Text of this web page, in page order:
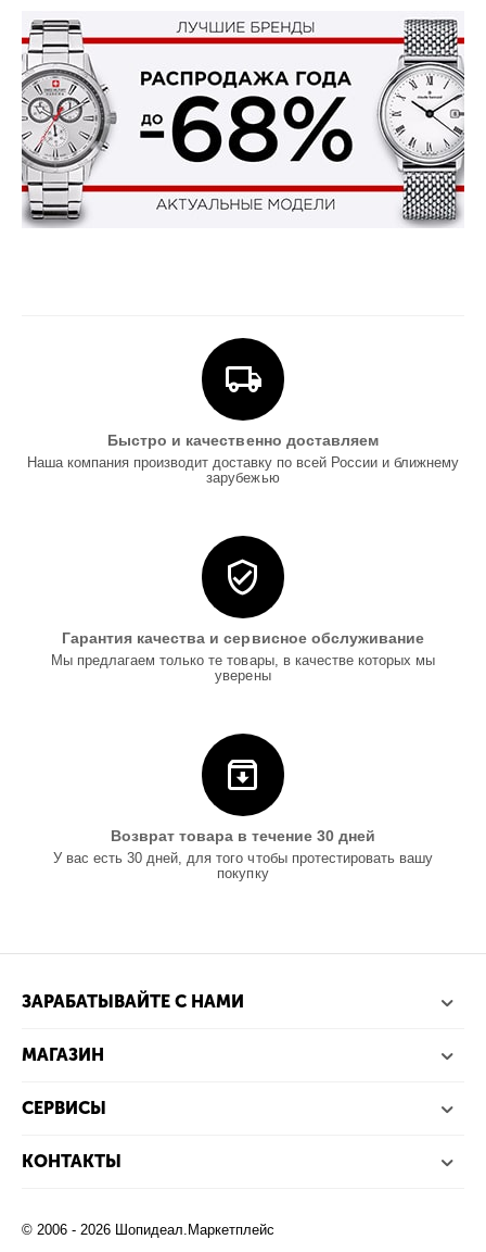
Быстро и качественно доставляем
Наша компания производит доставку по всей России и ближнему
зарубежью
Гарантия качества и сервисное обслуживание
Мы предлагаем только те товары, в качестве которых мы
уверены
Возврат товара в течение 30 дней
У вас есть 30 дней, для того чтобы протестировать вашу
покупку
ЗАРАБАТЫВАЙТЕ С НАМИ
МАГАЗИН
СЕРВИСЫ
КОНТАКТЫ
© 2006 - 2026 Шопидеал.Маркетплейс